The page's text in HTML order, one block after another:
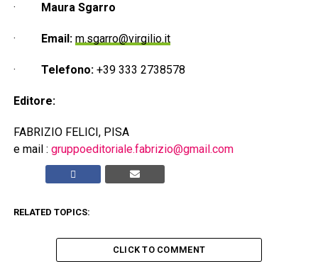
· Maura Sgarro
· Email: m.sgarro@virgilio.it
· Telefono:+39 333 2738578
Editore:
FABRIZIO FELICI, PISA
e mail : gruppoeditoriale.fabrizio@gmail.com
RELATED TOPICS:
CLICK TO COMMENT